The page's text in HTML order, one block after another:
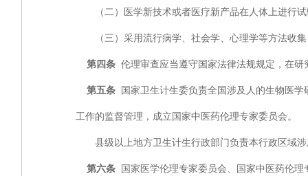
（二）医学新技术或者医疗新产品在人体上进行试
（三）采用流行病学、社会学、心理学等方法收集
第四条 伦理审查应当遵守国家法律法规规定，在
第五条 国家卫生计生委负责全国涉及人的生物医
工作的监督管理，成立国家中医药伦理专家委员会
县级以上地方卫生计生行政部门负责本行政区域涉
第六条 国家医学伦理专家委员会、国家中医药伦